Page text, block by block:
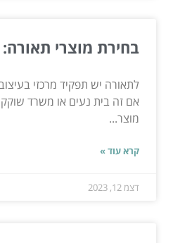
בחירת מוצרי
לתאורה יש תפקיד מרכזי
אם זה בית נעים או משרד
מוצר...
קרא עוד »
דצמ 12, 2023